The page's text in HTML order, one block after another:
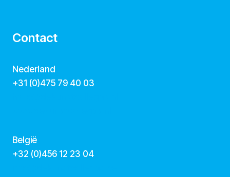
Contact
Nederland
+31 (0)475 79 40 03
België
‭+32 (0)456 12 23 04‬